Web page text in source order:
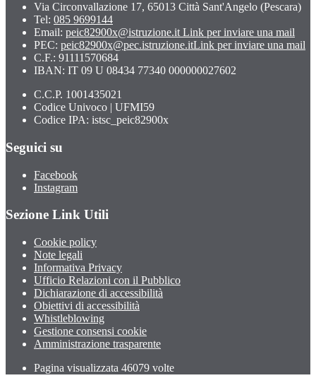
Via Circonvallazione 17, 65013 Città Sant'Angelo (Pescara)
Tel: 085 9699144
Email: peic82900x@istruzione.it Link per inviare una mail
PEC: peic82900x@pec.istruzione.itLink per inviare una mail
C.F.: 91111570684
IBAN: IT 09 U 08434 77340 000000027602
C.C.P. 1001435021
Codice Univoco | UFMI59
Codice IPA: istsc_peic82900x
Seguici su
Facebook
Instagram
Sezione Link Utili
Cookie policy
Note legali
Informativa Privacy
Ufficio Relazioni con il Pubblico
Dichiarazione di accessibilità
Obiettivi di accessibilità
Whistleblowing
Gestione consensi cookie
Amministrazione trasparente
Pagina visualizzata 46079 volte